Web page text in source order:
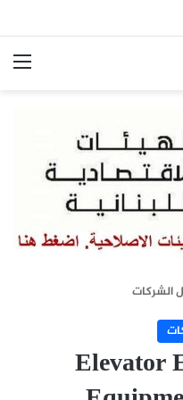
الشركات
Elevator